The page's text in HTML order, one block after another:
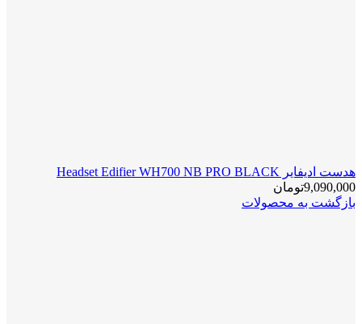
هدست ادیفایر Headset Edifier WH700 NB PRO BLACK
9,090,000تومان
بازگشت به محصولات